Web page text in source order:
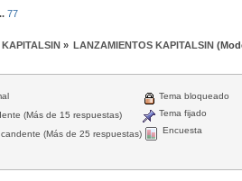
77
KAPITALSIN» LANZAMIENTOS KAPITALSIN
(Más de 15 respuestas)
candente (Más de 25 respuestas)
Tema bloqueado
Tema fijado
Encuesta